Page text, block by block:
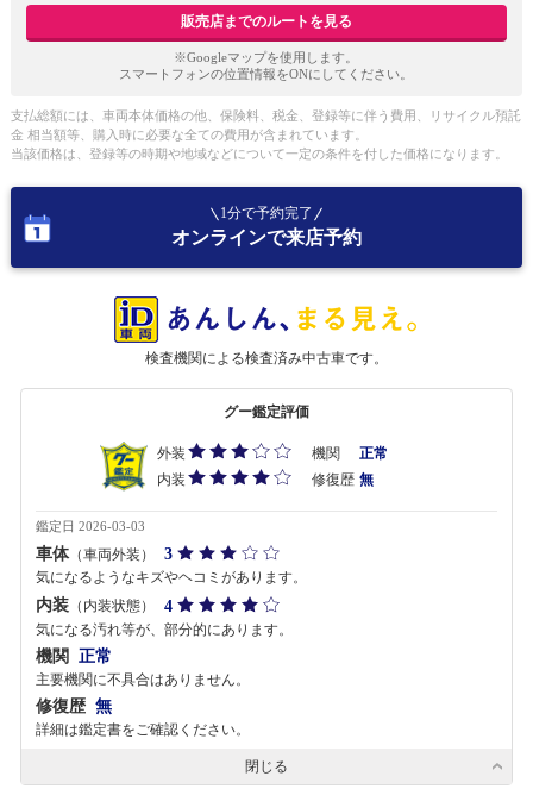
販売店までのルートを見る
※Googleマップを使用します。
スマートフォンの位置情報をONにしてください。
支払総額には、車両本体価格の他、保険料、税金、登録等に伴う費用、リサイクル預託
金 相当額等、購入時に必要な全ての費用が含まれています。
当該価格は、登録等の時期や地域などについて一定の条件を付した価格になります。
1分で予約完了
オンラインで来店予約
検査機関による検査済み中古車です。
グー鑑定評価
外装 機関
正常
内装
修復歴 無
鑑定日 2026-03-03
車体（車両外装） 3
気になるようなキズやヘコミがあります。
内装 （内装状態） 4
気になる汚れ等が、部分的にあります。
機関 正常
主要機関に不具合はありません。
修復歴 無
詳細は鑑定書をご確認ください。
閉じる